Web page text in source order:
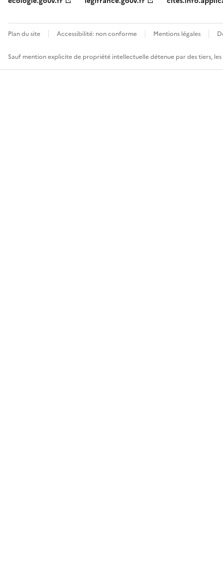
Plan du site Accessibilité: non conforme Mentions légales
Sauf mention explicite de propriété intellectuelle détenue par des tiers,